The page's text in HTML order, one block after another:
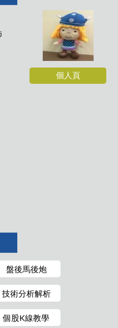
個人頁
盤後馬後炮
技術分析解析
個股K線教學